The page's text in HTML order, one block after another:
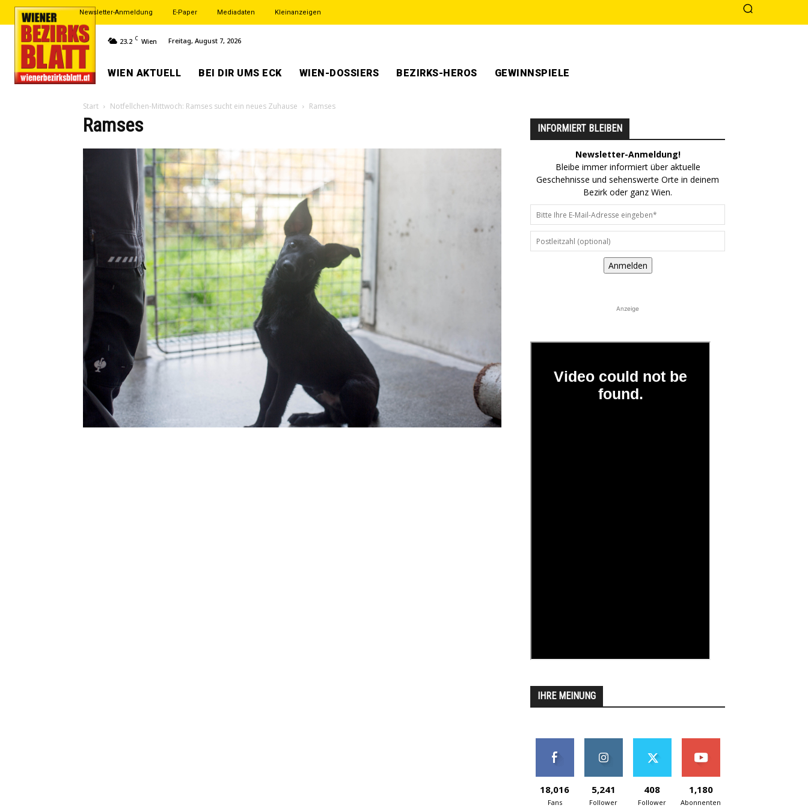
Newsletter-Anmeldung E-Paper Mediadaten Kleinanzeigen
23.2 C Wien Freitag, August 7, 2026
WIEN AKTUELL BEI DIR UMS ECK WIEN-DOSSIERS BEZIRKS-HEROS GEWINNSPIELE
Start Notfellchen-Mittwoch: Ramses sucht ein neues Zuhause Ramses
Ramses INFORMIERT BLEIBEN
Newsletter-Anmeldung!
Bleibe immer informiert über aktuelle
Geschehnisse und sehenswerte Orte in deinem
Bezirk oder ganz Wien.
Anmelden
Anzeige
IHRE MEINUNG
18,016
Fans
5,241
Follower
408
Follower
1,180
Abonnenten